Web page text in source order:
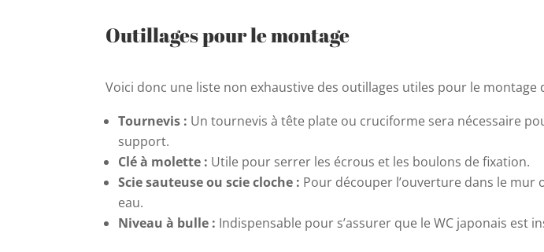
Outillages pour le montage
Voici donc une liste non exhaustive des outillages utiles pour le montage
Tournevis : Un tournevis à tête plate ou cruciforme sera nécessaire
support.
Clé à molette : Utile pour serrer les écrous et les boulons de fixation.
Scie sauteuse ou scie cloche : Pour découper l’ouverture dans le mur
eau.
Niveau à bulle : Indispensable pour s’assurer que le WC japonais est